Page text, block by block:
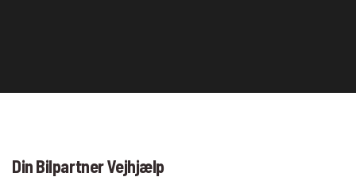
Din Bilpartner Vejhjælp